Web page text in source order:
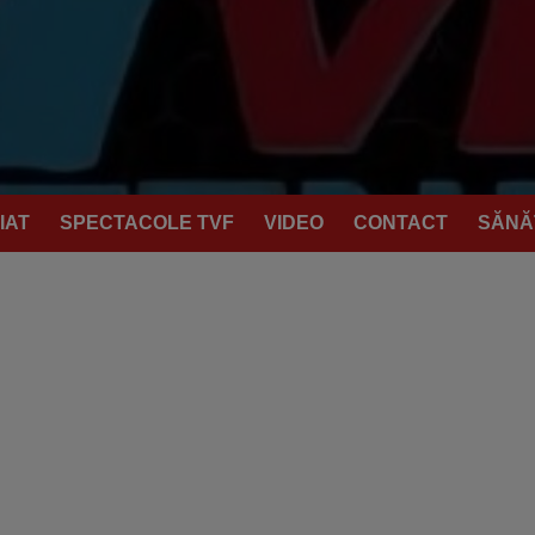
SPECTACOLE TVF VIDEO CONTACT